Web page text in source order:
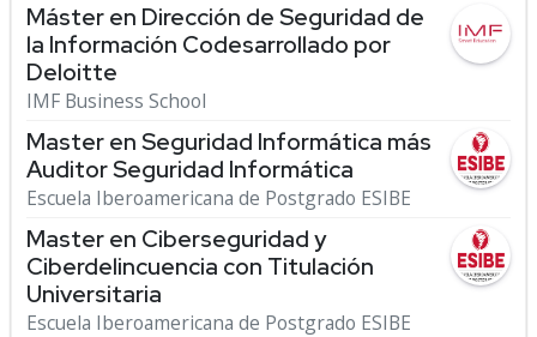
Máster en Dirección de Seguridad de
la Información Codesarrollado por
Deloitte
IMF Business School
Master en Seguridad Informática más
Auditor Seguridad Informática
Escuela Iberoamericana de Postgrado ESIBE
Master en Ciberseguridad y
Ciberdelincuencia con Titulación
Universitaria
Escuela Iberoamericana de Postgrado ESIBE